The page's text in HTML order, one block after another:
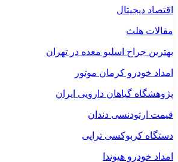
اقتصاد دیجیتال
مقالات هلث
بهترین جراح اسلیو معده در تهران
امداد خودرو کرمان موتور
پژوهشگاه گیاهان دارویی ایران
قیمت ارتودنسی دندان
دستگاه کربوکسی تراپی
امداد خودرو هیوندا